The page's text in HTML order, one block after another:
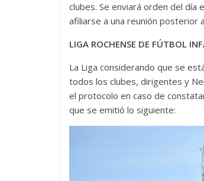
clubes. Se enviará orden del día
afiliarse a una reunión posterior
LIGA ROCHENSE DE FÚTBOL
La Liga considerando que se
todos los clubes, dirigentes y
el protocolo en caso de
que se emitió lo siguiente: